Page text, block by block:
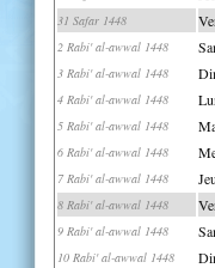
31 Safar 1448
2 Rabi' al-awwal 1448
3 Rabi' al-awwal 1448
4 Rabi' al-awwal 1448
5 Rabi' al-awwal 1448
6 Rabi' al-awwal 1448
7 Rabi' al-awwal 1448
8 Rabi' al-awwal 1448
9 Rabi' al-awwal 1448
10 Rabi' al-awwal 1448